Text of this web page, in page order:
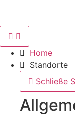
Home
Standorte
Schließe